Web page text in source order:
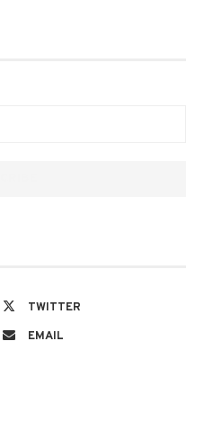
TWITTER
EMAIL